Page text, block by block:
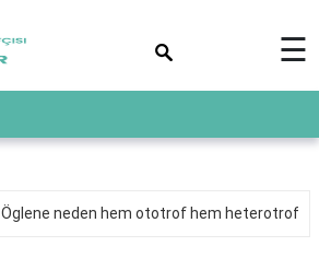
☰
Öglene neden hem ototrof hem heterotrof?